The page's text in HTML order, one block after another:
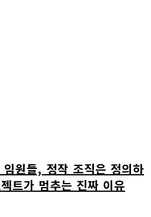
원들, 정작 조직은 정의하
트가 멈추는 진짜 이유